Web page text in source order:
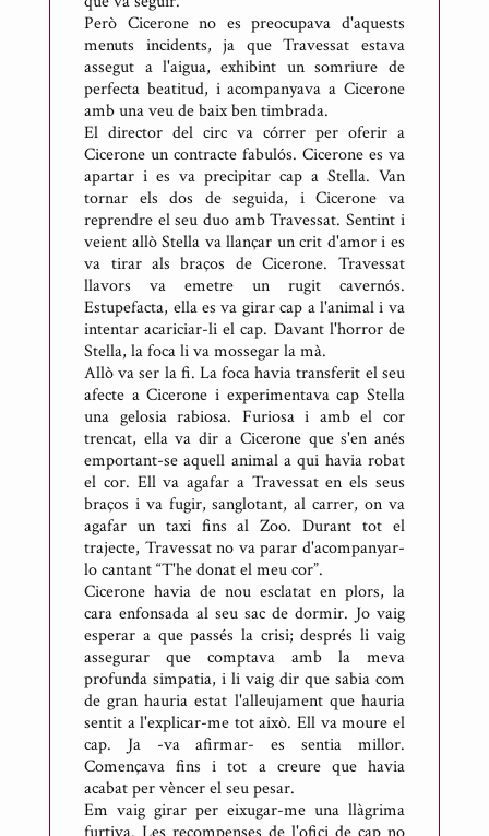
Però Cicerone no es preocupava d'aquests
menuts incidents, ja que Travessat estava
assegut a l'aigua, exhibint un somriure de
perfecta beatitud, i acompanyava a Cicerone
amb una veu de baix ben timbrada.
El director del circ va córrer per oferir a
Cicerone un contracte fabulós. Cicerone es va
apartar i es va precipitar cap a Stella. Van
tornar els dos de seguida, i Cicerone va
reprendre el seu duo amb Travessat. Sentint i
veient allò Stella va llançar un crit d'amor i es
va tirar als braços de Cicerone. Travessat
llavors va emetre un rugit cavernós.
Estupefacta, ella es va girar cap a l'animal i va
intentar acariciar-li el cap. Davant l'horror de
Stella, la foca li va mossegar la mà.
Allò va ser la fi. La foca havia transferit el seu
afecte a Cicerone i experimentava cap Stella
una gelosia rabiosa. Furiosa i amb el cor
trencat, ella va dir a Cicerone que s'en anés
emportant-se aquell animal a qui havia robat
el cor. Ell va agafar a Travessat en els seus
braços i va fugir, sanglotant, al carrer, on va
agafar un taxi fins al Zoo. Durant tot el
trajecte, Travessat no va parar d'acompanyar-
lo cantant “T'he donat el meu cor”.
Cicerone havia de nou esclatat en plors, la
cara enfonsada al seu sac de dormir. Jo vaig
esperar a que passés la crisi; després li vaig
assegurar que comptava amb la meva
profunda simpatia, i li vaig dir que sabia com
de gran hauria estat l'alleujament que hauria
sentit a l'explicar-me tot això. Ell va moure el
cap. Ja -va afirmar- es sentia millor.
Començava fins i tot a creure que havia
acabat per vèncer el seu pesar.
Em vaig girar per eixugar-me una llàgrima